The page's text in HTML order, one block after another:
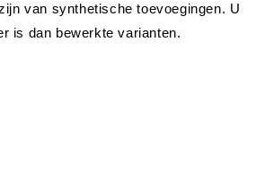
van synthetische toevoegingen. U
is dan bewerkte varianten.